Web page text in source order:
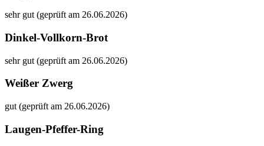
sehr gut (geprüft am 26.06.2026)
Dinkel-Vollkorn-Brot
sehr gut (geprüft am 26.06.2026)
Weißer Zwerg
gut (geprüft am 26.06.2026)
Laugen-Pfeffer-Ring